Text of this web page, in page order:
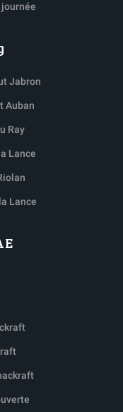
Jabron
Auban
Ray
Lance
Lance